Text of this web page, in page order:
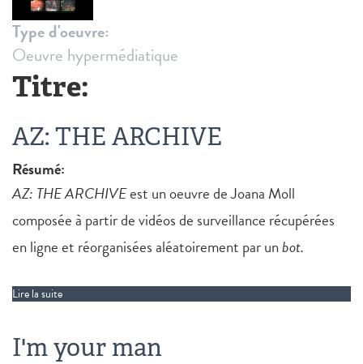
Type d'oeuvre:
Oeuvre hypermédiatique
Titre:
AZ: THE ARCHIVE
Résumé:
AZ: THE ARCHIVEest un oeuvre de Joana Moll
composée à partir de vidéos de surveillance récupérées
en ligne et réorganisées aléatoirement par unbot.
Lire la suite
I'm your man